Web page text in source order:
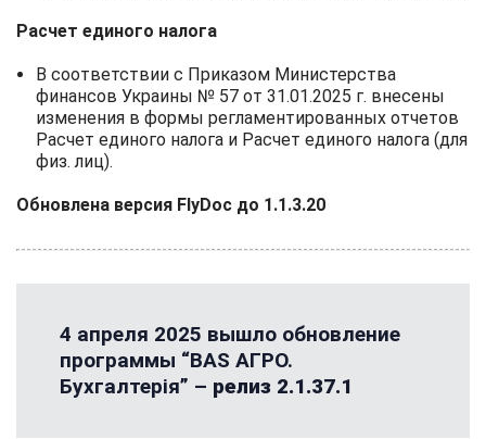
Расчет единого налога
В соответствии с Приказом Министерства
финансов Украины № 57 от 31.01.2025 г. внесены
изменения в формы регламентированных отчетов
Расчет единого налога и Расчет единого налога (для
физ. лиц).
Обновлена версия FlyDoc до 1.1.3.20
4 апреля 2025 вышло обновление
программы “BAS АГРО.
Бухгалтерія” – релиз 2.1.37.1